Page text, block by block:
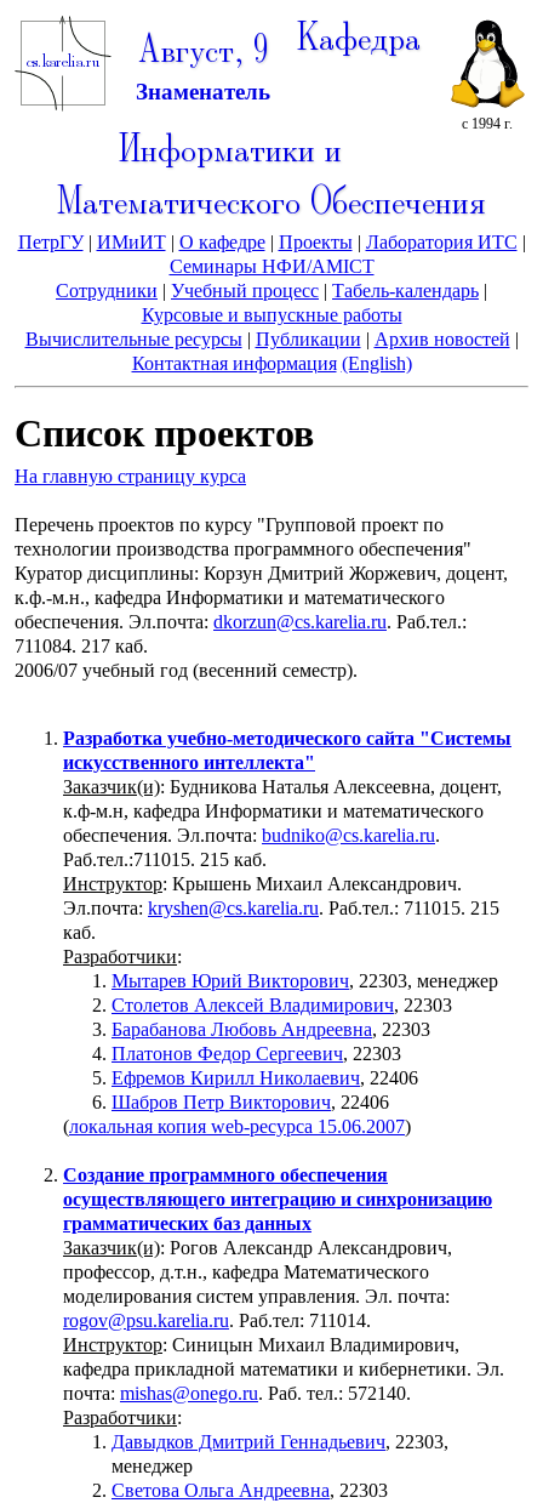
Август, 9
Знаменатель
с 1994 г.
Кафедра
Информатики и
Математического Обеспечения
ПетрГУ| ИМиИТ| О кафедре| Проекты| Лаборатория ИТС |
Семинары НФИ/AMICT
Сотрудники | Учебный процесс | Табель-календарь |
Курсовые и выпускные работы
Вычислительные ресурсы| Публикации | Архив новостей |
Контактная информация (English)
Список проектов
На главную страницу курса
Перечень проектов по курсу "Групповой проект по
технологии производства программного обеспечения"
Куратор дисциплины: Корзун Дмитрий Жоржевич, доцент,
к.ф.-м.н., кафедра Информатики и математического
обеспечения. Эл.почта: dkorzun@cs.karelia.ru. Раб.тел.:
711084. 217 каб.
2006/07 учебный год (весенний семестр).
Разработка учебно-методического сайта "Системы
искусственного интеллекта"
Заказчик(и): Будникова Наталья Алексеевна, доцент,
к.ф-м.н, кафедра Информатики и математического
обеспечения. Эл.почта: budniko@cs.karelia.ru.
Раб.тел.:711015. 215 каб.
Инструктор: Крышень Михаил Александрович.
Эл.почта: kryshen@cs.karelia.ru. Раб.тел.: 711015. 215
каб.
Разработчики:
Мытарев Юрий Викторович, 22303, менеджер
Столетов Алексей Владимирович, 22303
Барабанова Любовь Андреевна, 22303
Платонов Федор Сергеевич, 22303
Ефремов Кирилл Николаевич, 22406
Шабров Петр Викторович, 22406
(локальная копия web-ресурса 15.06.2007)
Создание программного обеспечения
осуществляющего интеграцию и синхронизацию
грамматических баз данных
Заказчик(и): Рогов Александр Александрович,
профессор, д.т.н., кафедра Математического
моделирования систем управления. Эл. почта:
rogov@psu.karelia.ru. Раб.тел: 711014.
Инструктор: Синицын Михаил Владимирович,
кафедра прикладной математики и кибернетики. Эл.
почта: mishas@onego.ru. Раб. тел.: 572140.
Разработчики:
Давыдков Дмитрий Геннадьевич, 22303,
менеджер
Светова Ольга Андреевна, 22303